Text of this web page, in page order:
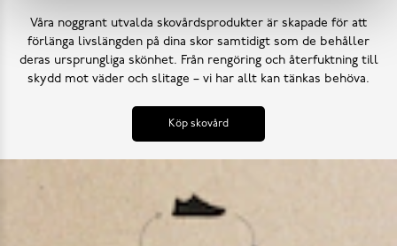
Våra noggrant utvalda skovårdsprodukter är skapade för att
förlänga livslängden på dina skor samtidigt som de behåller
deras ursprungliga skönhet. Från rengöring och återfuktning till
skydd mot väder och slitage – vi har allt kan tänkas behöva.
Köp skovård